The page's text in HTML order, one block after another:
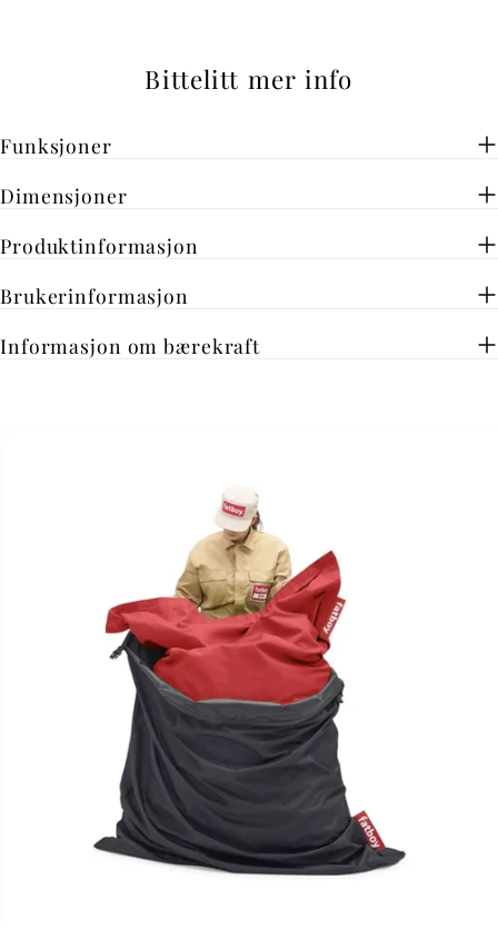
Bittelitt mer info
Funksjoner
Dimensjoner
Produktinformasjon
Brukerinformasjon
Informasjon om bærekraft